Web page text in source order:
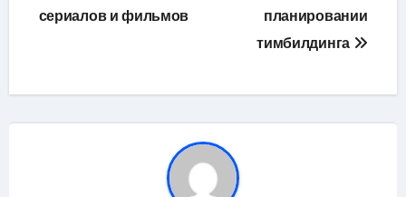
сериалов и фильмов
планировании
тимбилдинга